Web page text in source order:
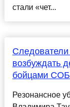
стали «чет...
Следователи
возбуждать
бойцами
Резонансное